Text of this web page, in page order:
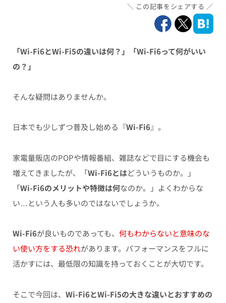
この記事をシェアする
「Wi-Fi6とWi-Fi5の違いは何？」「Wi-Fi6って何がいい
の？」
そんな疑問はありませんか。
日本でも少しずつ普及し始める『Wi-Fi6』。
家電量販店のPOPや情報番組、雑誌などで目にする機会も
増えてきましたが、「Wi-Fi6とはどういうものか。」
「Wi-Fi6のメリットや特徴は何なのか。」よくわからな
い…という人も多いのではないでしょうか。
Wi-Fi6が良いものであっても、 何もわからないと意味のな
い使い方をする恐れがあります。パフォーマンスをフルに
活かすには、最低限の知識を持っておくことが大切です。
そこで今回は、 Wi-Fi6とWi-Fi5の大きな違いとおすすめの